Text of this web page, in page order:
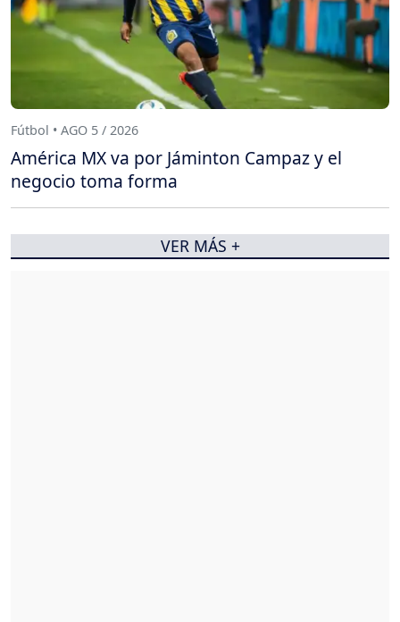
Fútbol • AGO 5 / 2026
América MX va por Jáminton Campaz y el
negocio toma forma
VER MÁS +